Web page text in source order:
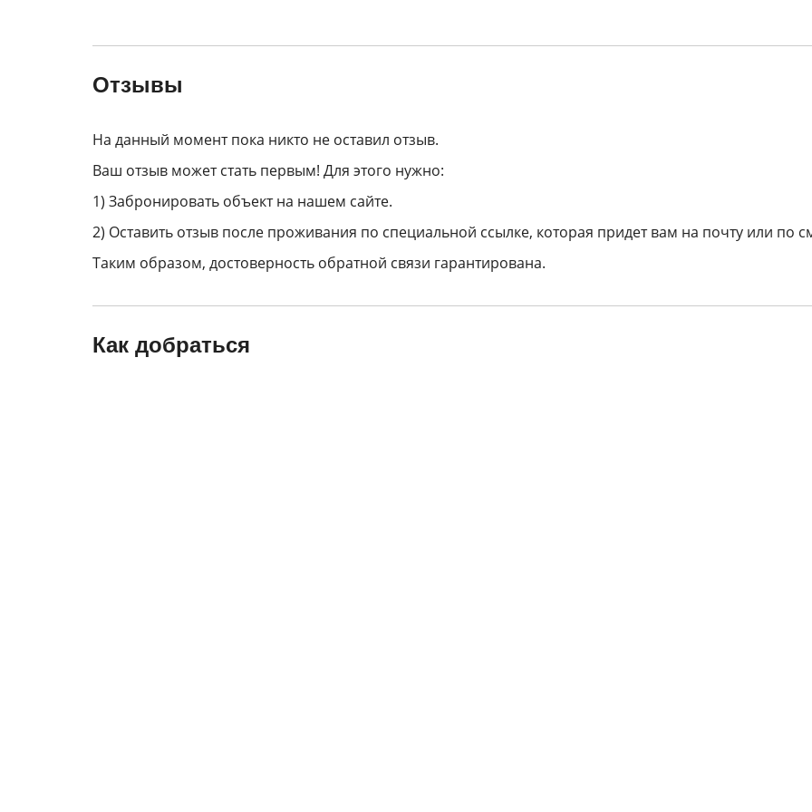
Отзывы
На данный момент пока никто не оставил отзыв.
Ваш отзыв может стать первым! Для этого нужно:
1) Забронировать объект на нашем сайте.
2) Оставить отзыв после проживания по специальной ссылке, которая придет вам на почту или по
Таким образом, достоверность обратной связи гарантирована.
Как добраться